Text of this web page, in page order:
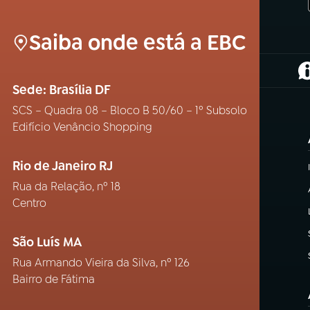
Saiba onde está a EBC
Sede: Brasília DF
SCS – Quadra 08 – Bloco B 50/60 – 1º Subsolo
Edifício Venâncio Shopping
Rio de Janeiro RJ
Rua da Relação, nº 18
Centro
São Luís MA
Rua Armando Vieira da Silva, nº 126
Bairro de Fátima